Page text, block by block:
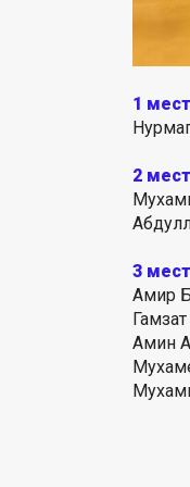
1
2
3
Амир
Амин